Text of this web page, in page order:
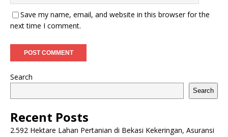
Save my name, email, and website in this browser for the
next time I comment.
Search
Search
Recent Posts
2.592 Hektare Lahan Pertanian di Bekasi Kekeringan, Asuransi